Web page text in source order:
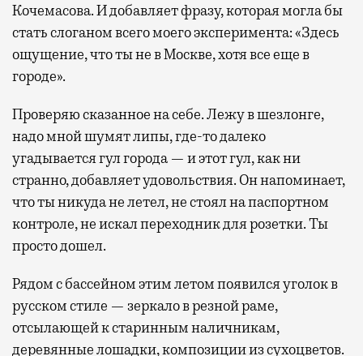
Кочемасова. И добавляет фразу, которая могла бы
стать слоганом всего моего эксперимента: «Здесь
ощущение, что ты не в Москве, хотя все еще в
городе».
Проверяю сказанное на себе. Лежу в шезлонге,
надо мной шумят липы, где-то далеко
угадывается гул города — и этот гул, как ни
странно, добавляет удовольствия. Он напоминает,
что ты никуда не летел, не стоял на паспортном
контроле, не искал переходник для розетки. Ты
просто дошел.
Рядом с бассейном этим летом появился уголок в
русском стиле — зеркало в резной раме,
отсылающей к старинным наличникам,
деревянные лошадки, композиции из сухоцветов.